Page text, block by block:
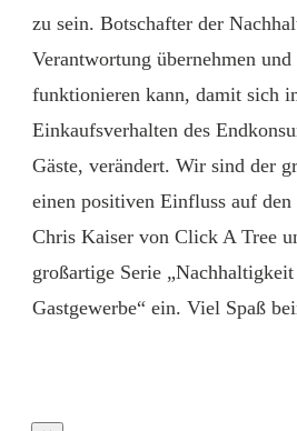
zu sein. Botschafter der
Verantwortung übernehmen
funktionieren kann, damit sich
Einkaufsverhalten des
Gäste, verändert. Wir sind der
einen positiven Einfluss auf
Chris Kaiser von Click A Tree
großartige Serie
Gastgewerbe“ ein. Viel Spaß